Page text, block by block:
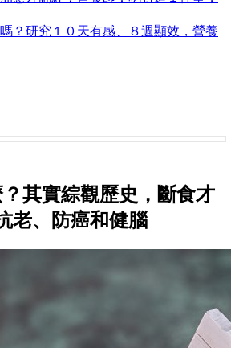
？研究１０天有感、８週顯效，營養
其實綜觀歷史，斷食才
老、防癌和健腦